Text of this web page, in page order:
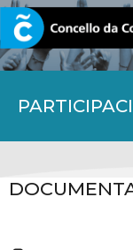
CORUNA.GAL